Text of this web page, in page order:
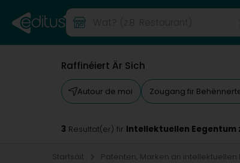
Raffinéiert Är Sich
Autour de moi Zougang fir
3 Resultat(er) fir Intellektuellen Eegentum
Startsäit Patenten, Marken an intellektuellen